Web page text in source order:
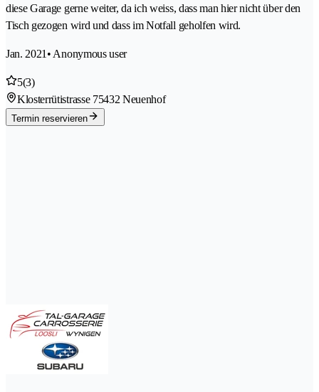
diese Garage gerne weiter, da ich weiss, dass man hier nicht über den
Tisch gezogen wird und dass im Notfall geholfen wird.
Jan. 2021 • Anonymous user
5(3)
Klosterrütistrasse 75432 Neuenhof
Termin reservieren